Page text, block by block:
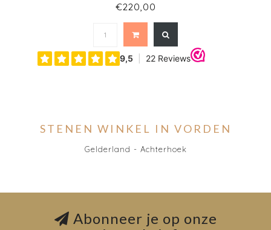
€220,00
STENEN WINKEL IN VORDEN
Gelderland - Achterhoek
Abonneer je op onze